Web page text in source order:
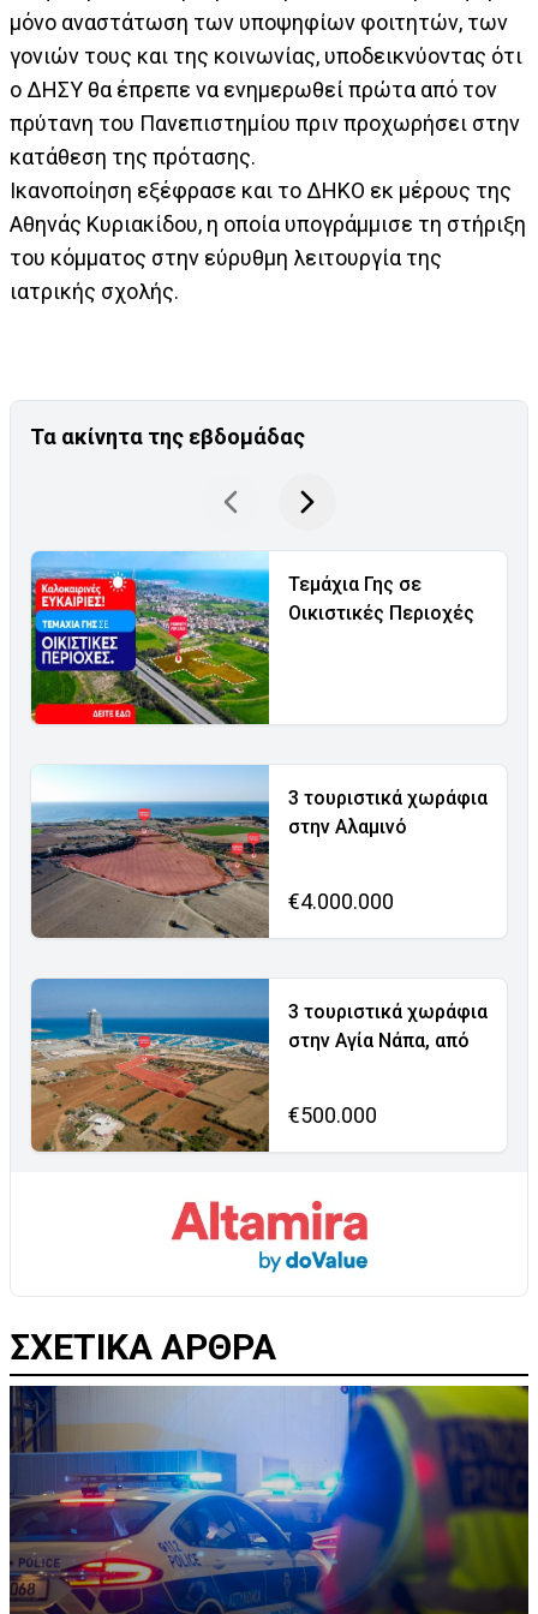
μόνο αναστάτωση των υποψηφίων φοιτητών, των
γονιών τους και της κοινωνίας, υποδεικνύοντας ότι
ο ΔΗΣΥ θα έπρεπε να ενημερωθεί πρώτα από τον
πρύτανη του Πανεπιστημίου πριν προχωρήσει στην
κατάθεση της πρότασης.
Ικανοποίηση εξέφρασε και το ΔΗΚΟ εκ μέρους της
Αθηνάς Κυριακίδου, η οποία υπογράμμισε τη στήριξη
του κόμματος στην εύρυθμη λειτουργία της
ιατρικής σχολής.
Τα ακίνητα της εβδομάδας
Τεμάχια Γης σε
Οικιστικές Περιοχές
3 τουριστικά χωράφια
στην Αλαμινό
€4.000.000
3 τουριστικά χωράφια
στην Αγία Νάπα, από
€500.000
ΣΧΕΤΙΚΑ ΑΡΘΡΑ